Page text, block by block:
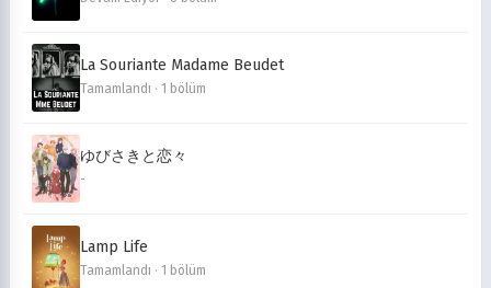
La Souriante Madame Beudet
Tamamlandı · 1 bölüm
ゆびさきと恋々
-
Lamp Life
Tamamlandı · 1 bölüm